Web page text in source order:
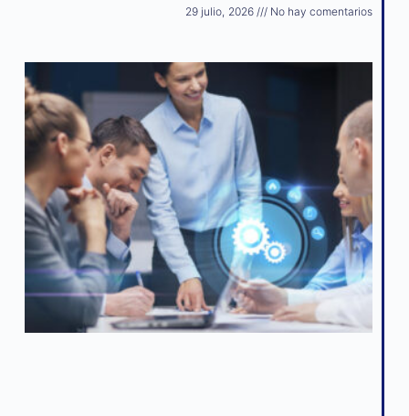
29 julio, 2026 No hay comentarios